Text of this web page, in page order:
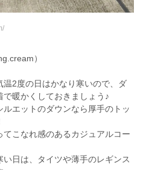
）
2度の日はかなり寒いので、ダ
暖かくしておきましょう♪
ルエットのダウンなら厚手のトッ
こなれ感のあるカジュアルコー
日は、タイツや薄手のレギンス